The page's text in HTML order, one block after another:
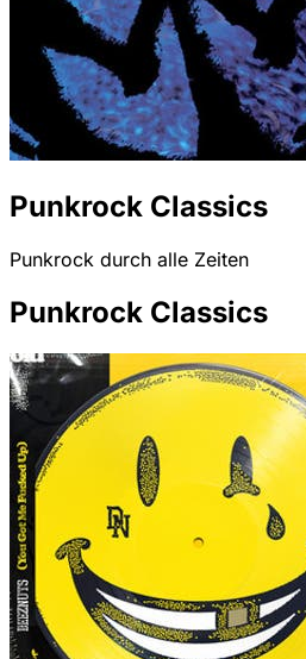
Punkrock Classics
Punkrock durch alle Zeiten
Punkrock Classics